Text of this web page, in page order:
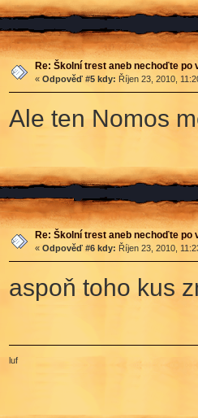
Re: Školní trest aneb nechoďte po
« Odpověď #5 kdy: Říjen 23, 2010,
Ale ten Nomos
Re: Školní trest aneb nechoďte po
« Odpověď #6 kdy: Říjen 23, 2010,
aspoň toho kus
luf